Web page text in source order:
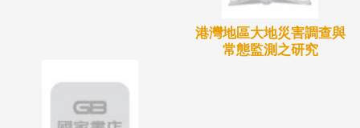
港灣地區大地災害調查與
常態監測之研究